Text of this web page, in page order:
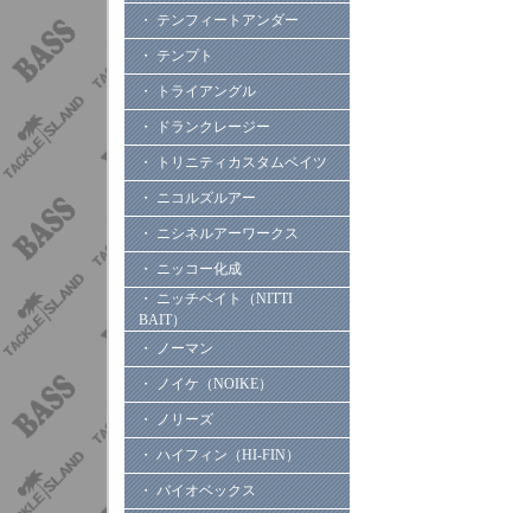
・ テンフィートアンダー
・ テンプト
・ トライアングル
・ ドランクレージー
・ トリニティカスタムベイツ
・ ニコルズルアー
・ ニシネルアーワークス
・ ニッコー化成
・ ニッチベイト（NITTI
BAIT）
・ ノーマン
・ ノイケ（NOIKE）
・ ノリーズ
・ ハイフィン（HI-FIN）
・ バイオベックス